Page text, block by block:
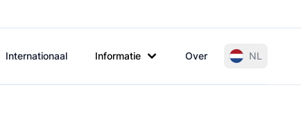
Internationaal Informatie Over NL